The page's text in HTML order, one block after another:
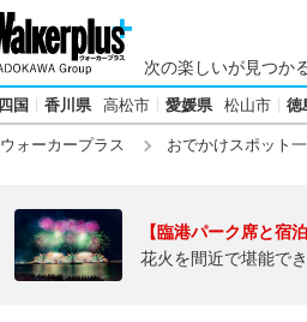
次の楽しいが見つかる
四国 香川県 高松市 愛媛県 松山市 徳
ウォーカープラス おでかけスポット
【臨港パーク席と宿
花火を間近で堪能で